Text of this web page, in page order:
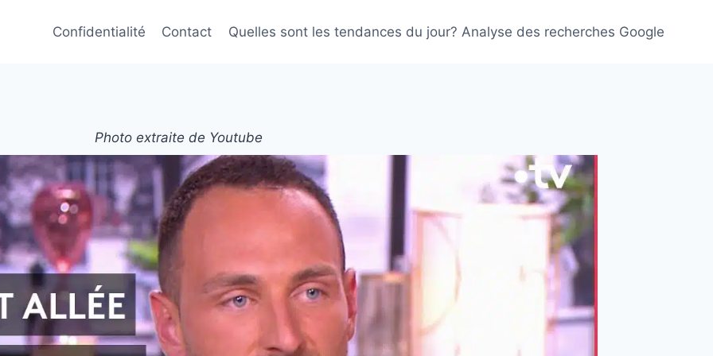
Confidentialité Contact Quelles sont les tendances du jour? Analyse des recherches Google
Photo extraite de Youtube